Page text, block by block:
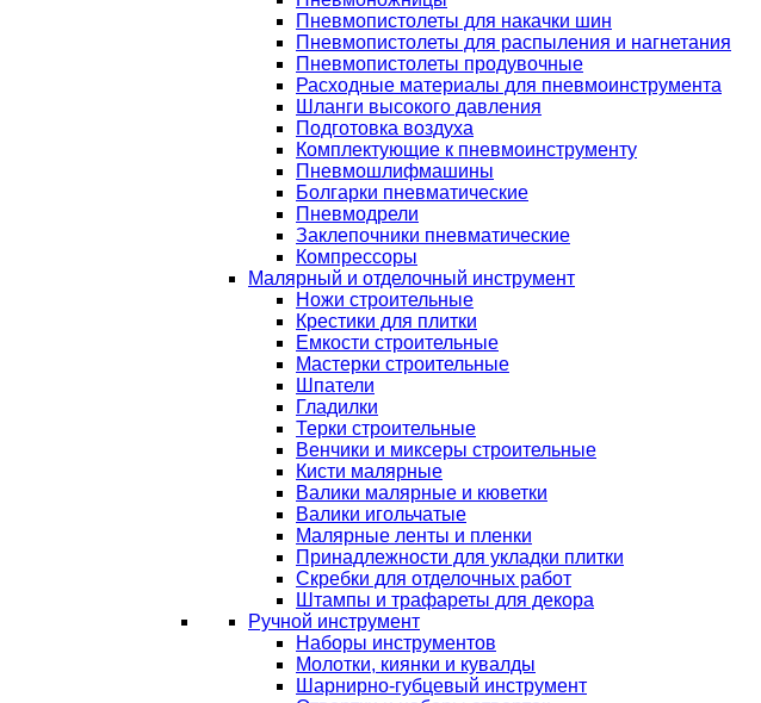
Пневмопистолеты для накачки шин
Пневмопистолеты для распыления и нагнетания
Пневмопистолеты продувочные
Расходные материалы для пневмоинструмента
Шланги высокого давления
Подготовка воздуха
Комплектующие к пневмоинструменту
Пневмошлифмашины
Болгарки пневматические
Пневмодрели
Заклепочники пневматические
Компрессоры
Малярный и отделочный инструмент
Ножи строительные
Крестики для плитки
Емкости строительные
Мастерки строительные
Шпатели
Гладилки
Терки строительные
Венчики и миксеры строительные
Кисти малярные
Валики малярные и кюветки
Валики игольчатые
Малярные ленты и пленки
Принадлежности для укладки плитки
Скребки для отделочных работ
Штампы и трафареты для декора
Ручной инструмент
Наборы инструментов
Молотки, киянки и кувалды
Шарнирно-губцевый инструмент